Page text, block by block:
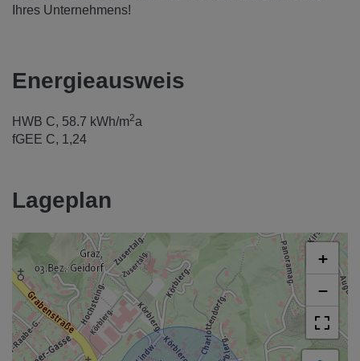
Ihres Unternehmens!
Energieausweis
HWB C, 58.7 kWh/m2a
fGEE C, 1,24
Lageplan
+
−